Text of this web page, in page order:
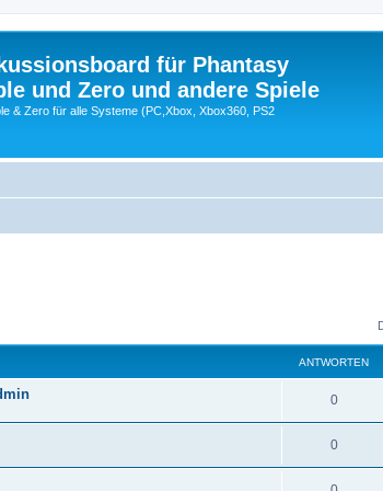
für Phantasy
und Zero und andere Spiele
& Zero für alle Systeme (PC,Xbox, Xbox360, PS2
ANTWORTEN
0
0